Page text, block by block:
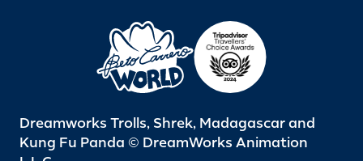
Dreamworks Trolls, Shrek, Madagascar and
Kung Fu Panda © DreamWorks Animation